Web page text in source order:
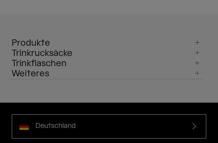
Produkte
Trinkrucksäcke
Trinkflaschen
Weiteres
Deutschland